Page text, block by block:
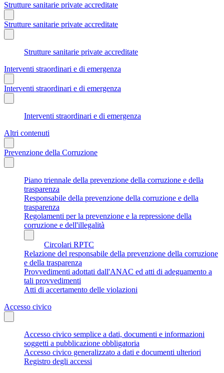
Strutture sanitarie private accreditate
Strutture sanitarie private accreditate
Strutture sanitarie private accreditate
Interventi straordinari e di emergenza
Interventi straordinari e di emergenza
Interventi straordinari e di emergenza
Altri contenuti
Prevenzione della Corruzione
Piano triennale della prevenzione della corruzione e della
trasparenza
Responsabile della prevenzione della corruzione e della
trasparenza
Regolamenti per la prevenzione e la repressione della
corruzione e dell'illegalità
Circolari RPTC
Relazione del responsabile della prevenzione della corruzione
e della trasparenza
Provvedimenti adottati dall'ANAC ed atti di adeguamento a
tali provvedimenti
Atti di accertamento delle violazioni
Accesso civico
Accesso civico semplice a dati, documenti e informazioni
soggetti a pubblicazione obbligatoria
Accesso civico generalizzato a dati e documenti ulteriori
Registro degli accessi